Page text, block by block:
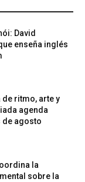
David
enseña inglés
ritmo, arte y
agenda
de agosto
la
sobre la